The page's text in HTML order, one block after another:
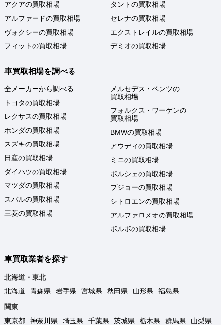
アクアの買取相場
アルファードの買取相場
ヴォクシーの買取相場
フィットの買取相場
タントの買取相場
セレナの買取相場
エクストレイルの買取相場
デミオの買取相場
車買取相場を調べる
全メーカーから調べる
トヨタの買取相場
レクサスの買取相場
ホンダの買取相場
スズキの買取相場
日産の買取相場
ダイハツの買取相場
マツダの買取相場
スバルの買取相場
三菱の買取相場
メルセデス・ベンツの
買取相場
フォルクス・ワーゲンの
買取相場
BMWの買取相場
アウディの買取相場
ミニの買取相場
ポルシェの買取相場
プジョーの買取相場
シトロエンの買取相場
アルファロメオの買取相場
ボルボの買取相場
車買取業者を探す
北海道・東北
北海道
青森県 岩手県 宮城県 秋田県 山形県
福島県
関東
東京都
神奈川県 埼玉県 千葉県 茨城県 栃木県 群馬県
山梨県